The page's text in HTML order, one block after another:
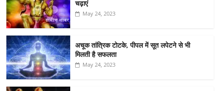
चढ़ाएं
May 24, 2023
अचूक तांत्रिक टोटके, पीपल में सूत लपेटने से भी
मिलती है सफलता
May 24, 2023